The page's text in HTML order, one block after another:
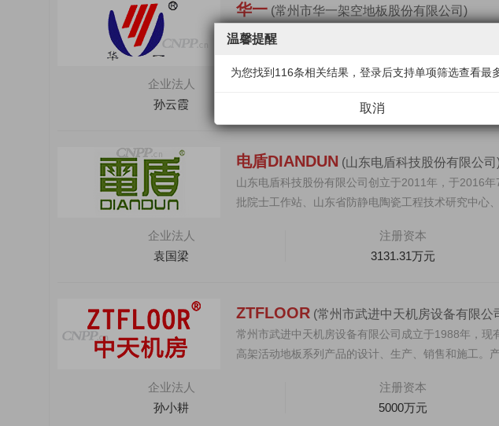
华一 (常州市华一架空地板股份有限公司)
常州市华一地板股份有限公司 （原常州市华一防静电
低碳，环保，...
企业法人
孙云霞
5118万元
电盾DIANDUN (山东电盾科技股份有限公司
山东电盾科技股份有限公司创立于2011年，于2016
批院士工作站、山东省防静电陶瓷工程技术研究中心
企业法人
袁国梁
注册资本
3131.31万元
ZTFLOOR (常州市武进中天机房设备有限公
常州市武进中天机房设备有限公司成立于1988年，
高架活动地板系列产品的设计、生产、销售和施工。
企业法人
孙小耕
注册资本
5000万元
温馨提醒
为您找到116条相关结果，登录后支持单项筛选查看最
取消